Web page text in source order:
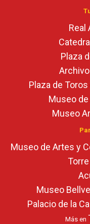
Real
Plaza
Plaza de
Museo
Museo
Museo de Artes y
Museo
Palacio de la
Más en